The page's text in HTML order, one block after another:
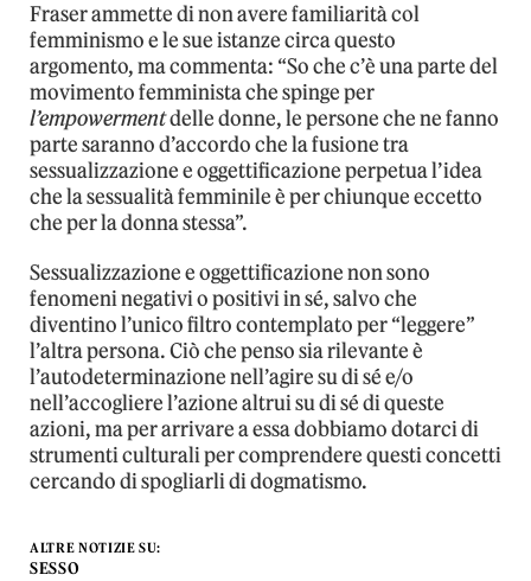
Fraser ammette di non avere familiarità col
femminismo e le sue istanze circa questo
argomento, ma commenta: “So che c’è una parte del
movimento femminista che spinge per
l’empowermentdelle donne, le persone che ne fanno
parte saranno d’accordo che la fusione tra
sessualizzazione e oggettificazione perpetua l’idea
che la sessualità femminile è per chiunque eccetto
che per la donna stessa”.
Sessualizzazione e oggettificazione non sono
fenomeni negativi o positivi in sé, salvo che
diventino l’unico filtro contemplato per “leggere”
l’altra persona. Ciò che penso sia rilevante è
l’autodeterminazione nell’agire su di sé e/o
nell’accogliere l’azione altrui su di sé di queste
azioni, ma per arrivare a essa dobbiamo dotarci di
strumenti culturali per comprendere questi concetti
cercando di spogliarli di dogmatismo.
ALTRE NOTIZIE SU:
SESSO